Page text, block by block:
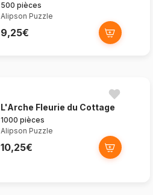
500 pièces
Alipson Puzzle
9,25€
L'Arche Fleurie du Cottage
1000 pièces
Alipson Puzzle
10,25€